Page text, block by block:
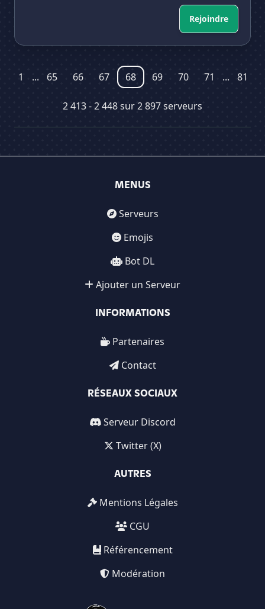
Rejoindre
1 ... 65 66 67 68 69 70 71 ... 81
2 413 - 2 448 sur 2 897 serveurs
MENUS
Serveurs
Emojis
Bot DL
Ajouter un Serveur
INFORMATIONS
Partenaires
Contact
RÉSEAUX SOCIAUX
Serveur Discord
Twitter (X)
AUTRES
Mentions Légales
CGU
Référencement
Modération